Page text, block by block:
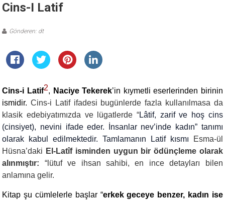
Cins-I Latif
Gönderen: dt
Cins-i Latif2, Naciye Tekerek’in kıymetli eserlerinden birinin
ismidir.Cins-i Latif ifadesi bugünlerde fazla kullanılmasa da
klasik edebiyatımızda ve lügatlerde “Lâtif, zarif ve hoş cins
(cinsiyet), nevini ifade eder. İnsanlar nev’inde kadın” tanımı
olarak kabul edilmektedir. Tamlamanın Latif kısmı
Esma-ül
Hüsna’daki El-Latîf isminden uygun bir ödünçleme olarak
alınmıştır: “lütuf ve ihsan sahibi, en ince detayları bilen
anlamına gelir.
Kitap şu cümlelerle başlar “erkek geceye benzer, kadın ise